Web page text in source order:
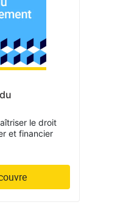
le droit
et financier